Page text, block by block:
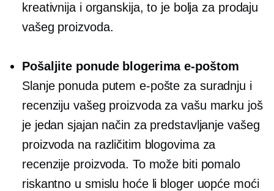
kreativnija i organskija, to je bolja za prodaju
vašeg proizvoda.
Pošaljite ponude blogerima e-poštom
Slanje ponuda putem e-pošte za suradnju i
recenziju vašeg proizvoda za vašu marku još
je jedan sjajan način za predstavljanje vašeg
proizvoda na različitim blogovima za
recenzije proizvoda. To može biti pomalo
riskantno u smislu hoće li bloger uopće moći